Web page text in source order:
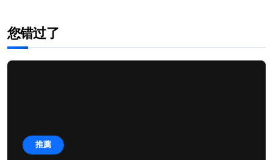
您错过了
推薦